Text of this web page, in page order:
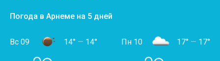
Погода в Арнеме на 5 дней
Вс 09 14° — 14° Пн 10 17° — 17°